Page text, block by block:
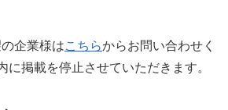
企業様はこちらからお問い合わせく
に掲載を停止させていただきます。